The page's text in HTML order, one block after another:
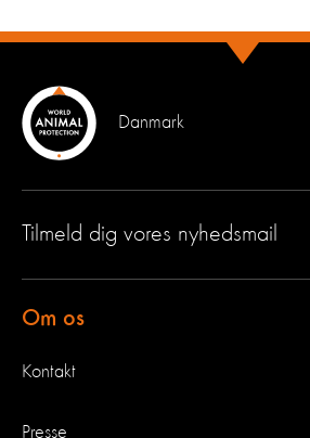
Danmark
Tilmeld dig vores nyhedsmail
Om os
Kontakt
Presse